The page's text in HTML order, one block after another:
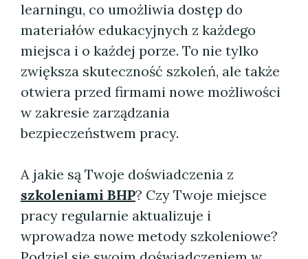
learningu, co umożliwia dostęp do
materiałów edukacyjnych z każdego
miejsca i o każdej porze. To nie tylko
zwiększa skuteczność szkoleń, ale także
otwiera przed firmami nowe możliwości
w zakresie zarządzania
bezpieczeństwem pracy.
A jakie są Twoje doświadczenia z
szkoleniami BHP? Czy Twoje miejsce
pracy regularnie aktualizuje i
wprowadza nowe metody szkoleniowe?